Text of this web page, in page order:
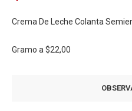
Crema De Leche Colanta
Gramo a $22,00